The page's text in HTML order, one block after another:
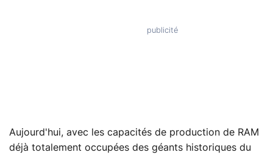
Aujourd'hui, avec les capacités de production de RAM
déjà totalement occupées des géants historiques du